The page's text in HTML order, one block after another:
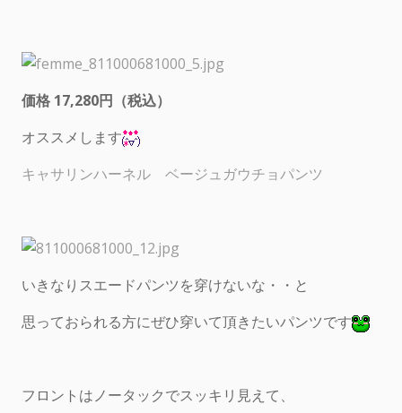
価格 17,280円（税込）
オススメします
キャサリンハーネル ベージュガウチョパンツ
いきなりスエードパンツを穿けないな・・と
思っておられる方にぜひ穿いて頂きたいパンツです
フロントはノータックでスッキリ見えて、